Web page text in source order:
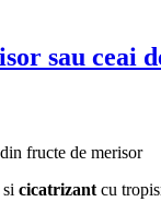
sau ceai
fructe de merisor
si cicatrizant cu